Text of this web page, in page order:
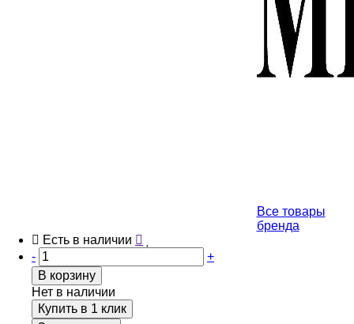
Все товары
бренда
Есть в наличии
-
+
В корзину
Нет в наличии
Купить в 1 клик